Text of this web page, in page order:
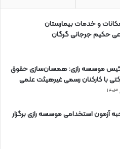
و خدمات بیمارستان
حکیم جرجانی گرگان
موسسه رازی: همسان‌سازی حقوق
با کارکنان رسمی غیرهیئت علمی
آزمون استخدامی موسسه رازی برگزار